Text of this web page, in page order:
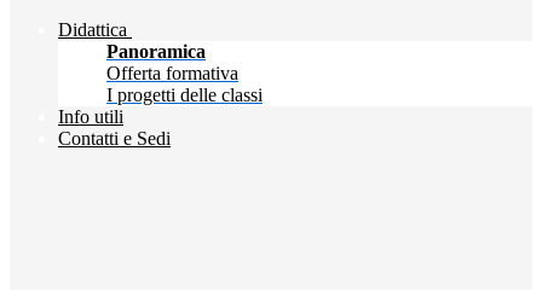
Didattica
Panoramica
Offerta formativa
I progetti delle classi
Info utili
Contatti e Sedi